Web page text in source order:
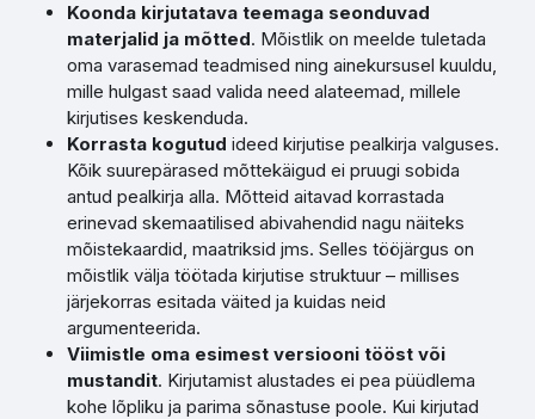
Koonda kirjutatava teemaga seonduvad
materjalid ja mõtted. Mõistlik on meelde tuletada
oma varasemad teadmised ning ainekursusel kuuldu,
mille hulgast saad valida need alateemad, millele
kirjutises keskenduda.
Korrasta kogutud ideed kirjutise pealkirja valguses.
Kõik suurepärased mõttekäigud ei pruugi sobida
antud pealkirja alla. Mõtteid aitavad korrastada
erinevad skemaatilised abivahendid nagu näiteks
mõistekaardid, maatriksid jms. Selles tööjärgus on
mõistlik välja töötada kirjutise struktuur – millises
järjekorras esitada väited ja kuidas neid
argumenteerida.
Viimistle oma esimest versiooni tööst või
mustandit. Kirjutamist alustades ei pea püüdlema
kohe lõpliku ja parima sõnastuse poole. Kui kirjutad